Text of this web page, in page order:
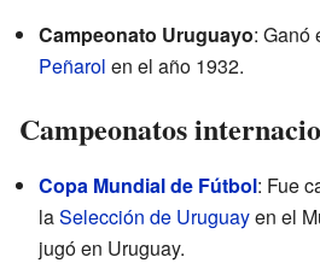
Campeonato Uruguayo: Ganó
Peñarol en el año 1932.
Campeonatos
Copa Mundial de Fútbol: Fue
laSelección de Uruguayen el
jugó en Uruguay.